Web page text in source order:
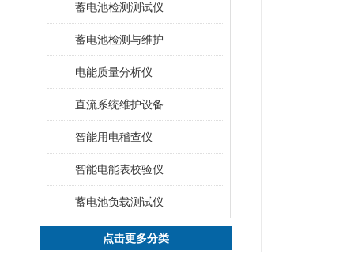
蓄电池检测测试仪
蓄电池检测与维护
电能质量分析仪
直流系统维护设备
智能用电稽查仪
智能电能表校验仪
蓄电池负载测试仪
点击更多分类